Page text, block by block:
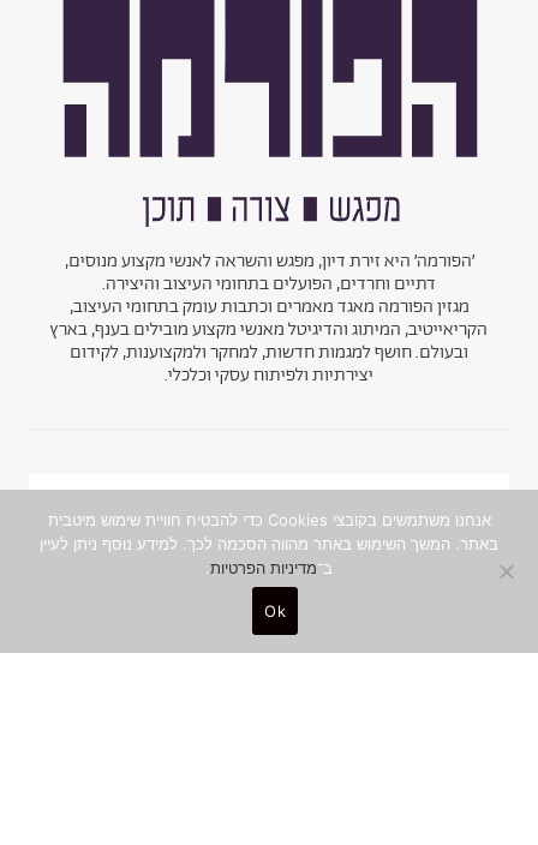
׳הפורמה׳ היא זירת דיון, מפגש והשראה לאנשי מקצוע מנוסים,
דתיים וחרדים, הפועלים בתחומי העיצוב והיצירה.
מגזין הפורמה מאגד מאמרים וכתבות עומק בתחומי העיצוב,
הקריאייטיב, המיתוג והדיגיטל מאנשי מקצוע מובילים בענף, בארץ
ובעולם. חושף למגמות חדשות, למחקר ולמקצוענות, לקידום
יצירתיות ולפיתוח עסקי וכלכלי.
ניוזלטר
הצטרפו לקהילה היצירתית והמקצועית, ותפגשו
תוכן איכותי ומסקרן מהכותבים המובילים, עד
אליכם לאינבוקס
שם מלא
אנחנו משתמשים בקובצי Cookies כדי להבטיח חוויית שימוש מיטבית
באתר. המשך השימוש באתר מהווה הסכמה לכך. למידע נוסף ניתן לעיין
ב־מדיניות הפרטיות
Ok